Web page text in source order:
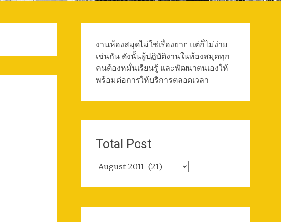
งานห้องสมุดไม่ใช่เรื่องยาก แต่ก็ไม่ง่าย
เช่นกัน ดังนั้นผู้ปฏิบัติงานในห้องสมุดทุก
คนต้องหมั่นเรียนรู้ และพัฒนาตนเองให้
พร้อมต่อการให้บริการตลอดเวลา
Total Post
Total